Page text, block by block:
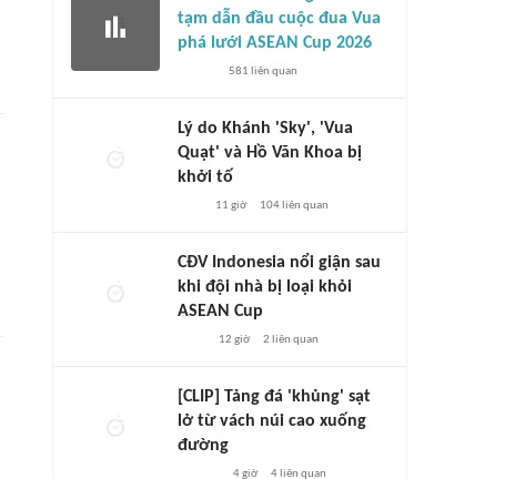
tạm dẫn đầu cuộc đua Vua
phá lưới ASEAN Cup 2026
581 liên quan
Lý do Khánh 'Sky', 'Vua
Quạt' và Hồ Văn Khoa bị
khởi tố
11 giờ 104liên quan
CĐV Indonesia nổi giận sau
khi đội nhà bị loại khỏi
ASEAN Cup
12 giờ 2 liên quan
[CLIP] Tảng đá 'khủng' sạt
lở từ vách núi cao xuống
đường
4 giờ 4liên quan